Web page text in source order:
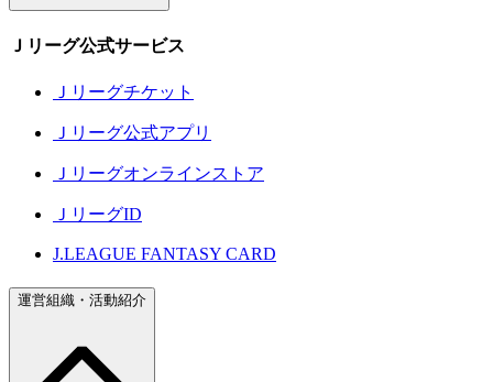
Ｊリーグ公式サービス
Ｊリーグチケット
Ｊリーグ公式アプリ
Ｊリーグオンラインストア
ＪリーグID
J.LEAGUE FANTASY CARD
運営組織・活動紹介